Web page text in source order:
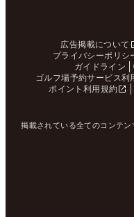
広告掲載について
プライバシーポリシ
ガイドライン
ゴルフ場予約サービス利
ポイント利用規約
掲載されている全てのコンテ